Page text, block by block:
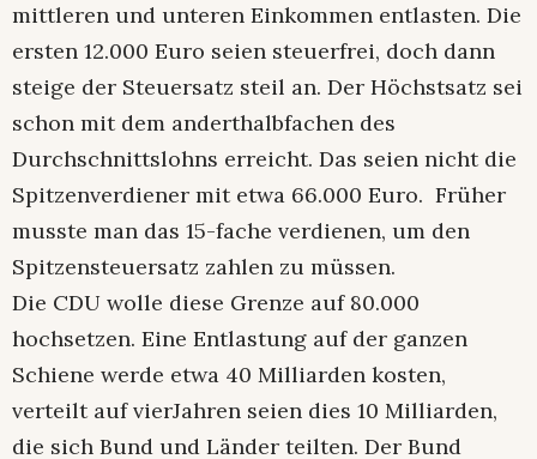
mittleren und unteren Einkommen entlasten. Die
ersten 12.000 Euro seien steuerfrei, doch dann
steige der Steuersatz steil an. Der Höchstsatz sei
schon mit dem anderthalbfachen des
Durchschnittslohns erreicht. Das seien nicht die
Spitzenverdiener mit etwa 66.000 Euro. Früher
musste man das 15-fache verdienen, um den
Spitzensteuersatz zahlen zu müssen.
Die CDU wolle diese Grenze auf 80.000
hochsetzen. Eine Entlastung auf der ganzen
Schiene werde etwa 40 Milliarden kosten,
verteilt auf vierJahren seien dies 10 Milliarden,
die sich Bund und Länder teilten. Der Bund